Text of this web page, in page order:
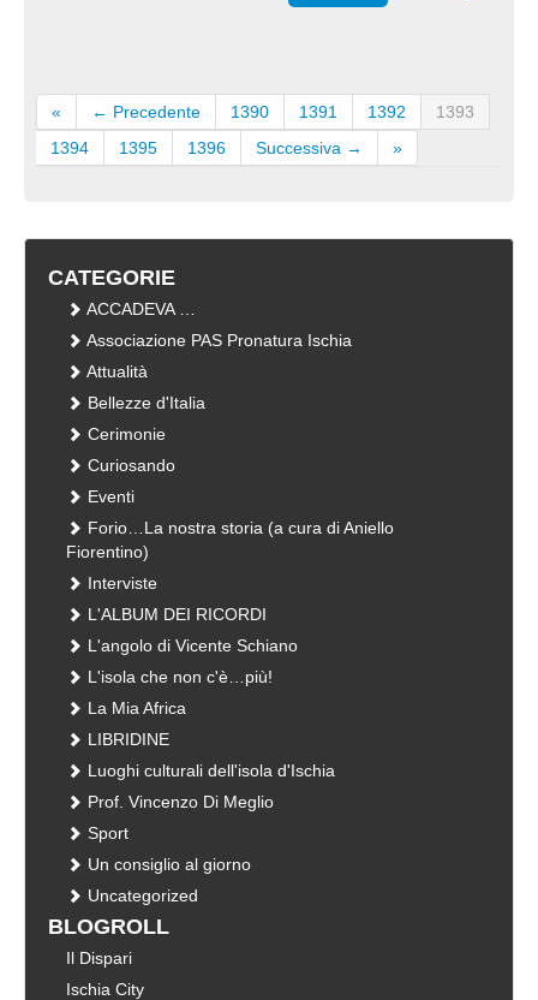
« ← Precedente 1390 1391 1392
1393
1394
1395 1396 Successiva → »
CATEGORIE
ACCADEVA …
Associazione PAS Pronatura Ischia
Attualità
Bellezze d'Italia
Cerimonie
Curiosando
Eventi
Forio…La nostra storia (a cura di Aniello
Fiorentino)
Interviste
L'ALBUM DEI RICORDI
L'angolo di Vicente Schiano
L'isola che non c'è…più!
La Mia Africa
LIBRIDINE
Luoghi culturali dell'isola d'Ischia
Prof. Vincenzo Di Meglio
Sport
Un consiglio al giorno
Uncategorized
BLOGROLL
Il Dispari
Ischia City